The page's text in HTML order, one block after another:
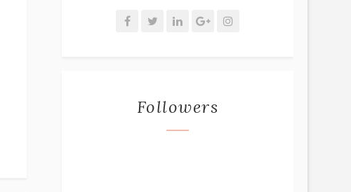
Followers